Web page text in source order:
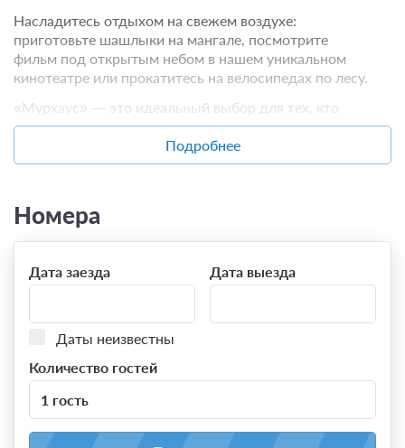
Насладитесь отдыхом на свежем воздухе:
приготовьте шашлыки на мангале, посмотрите
фильм под открытым небом в нашем уникальном
кинотеатре или прокатитесь на велосипедах по лесу.
«Мурхаус» — это идеальный выбор для тех, кто
ищет спокойствия и уединения в окружении
природы, не отказываясь от комфорта и
современных удобств.
Подробнее
Номера
Дата заезда Дата выезда
Даты неизвестны
Количество гостей
1 гость